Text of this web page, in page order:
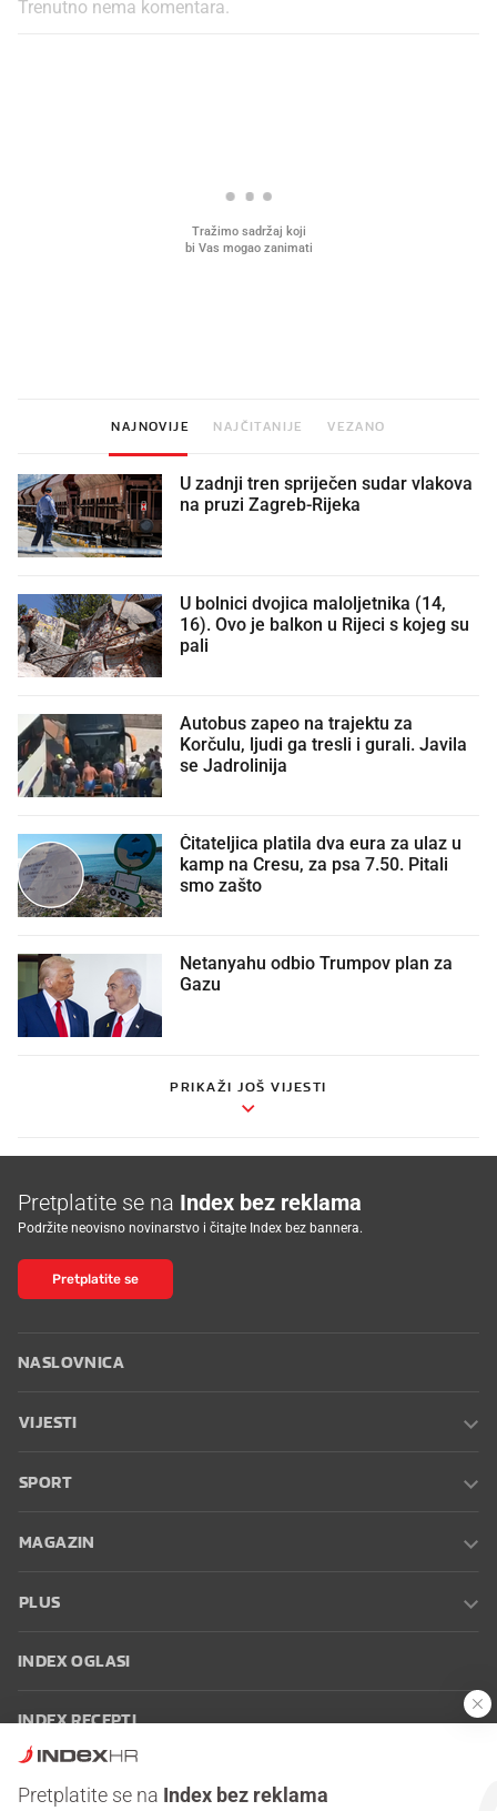
Trenutno nema komentara.
NAJNOVIJE NAJČITANIJE VEZANO
U zadnji tren spriječen sudar vlakova
na pruzi Zagreb-Rijeka
U bolnici dvojica maloljetnika (14,
16). Ovo je balkon u Rijeci s kojeg su
pali
Autobus zapeo na trajektu za
Korčulu, ljudi ga tresli i gurali. Javila
se Jadrolinija
Čitateljica platila dva eura za ulaz u
kamp na Cresu, za psa 7.50. Pitali
smo zašto
Netanyahu odbio Trumpov plan za
Gazu
PRIKAŽI JOŠ VIJESTI
Pretplatite se na Index bez reklama
Podržite neovisno novinarstvo i čitajte Index bez bannera.
Pretplatite se
NASLOVNICA
VIJESTI
SPORT
MAGAZIN
PLUS
INDEX OGLASI
INDEX RECEPTI
Pretplatite se na Index bez reklama